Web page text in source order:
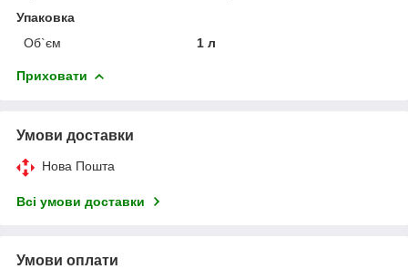
Упаковка
Об`єм
1 л
Приховати
Умови доставки
Нова Пошта
Всі умови доставки
Умови оплати